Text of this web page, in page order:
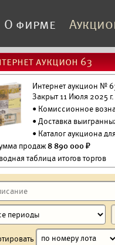
О фирме
аукцион 63
Интернет аукцион №
Закрыт 11 Июля 2025
• Комиссионное
•Доставка
• Каталог аукциона
продаж8 890 000 ₽
таблица итогов торгов